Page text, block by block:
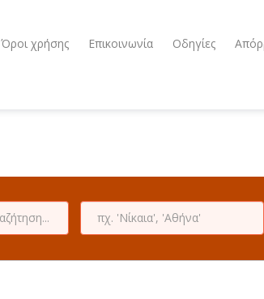
Όροι χρήσης Επικοινωνία Οδηγίες